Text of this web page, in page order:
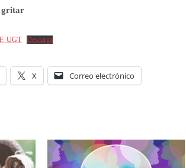
gritar
UGT
Descarga
X Correo electrónico